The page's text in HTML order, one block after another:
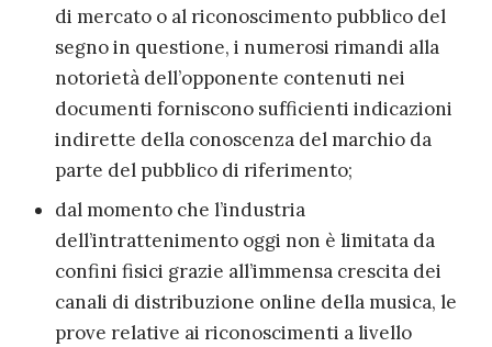
di mercato o al riconoscimento pubblico del
segno in questione, i numerosi rimandi alla
notorietà dell’opponente contenuti nei
documenti forniscono sufficienti indicazioni
indirette della conoscenza del marchio da
parte del pubblico di riferimento;
dal momento che l’industria
dell’intrattenimento oggi non è limitata da
confini fisici grazie all’immensa crescita dei
canali di distribuzione online della musica, le
prove relative ai riconoscimenti a livello